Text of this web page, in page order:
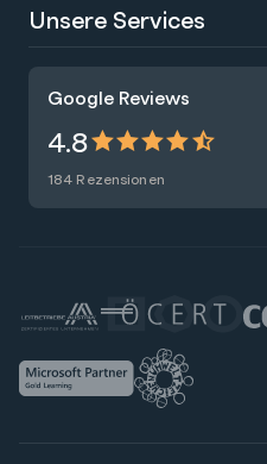
Google Reviews
4.8
184 Rezensionen
Über uns
Presse
Nachhaltigkeit
Blog
Unsere Services
Raummiete